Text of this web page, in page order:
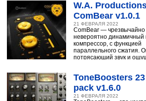
W.A.
ComBear v1.0.1
21 ФЕВРАЛЯ 2022
ComBear —
невероятно динамичный
компрессор, с функцией
параллельного сжатия.
потрясающий звук и
ToneBoosters
pack v1.6.0
21 ФЕВРАЛЯ 2022